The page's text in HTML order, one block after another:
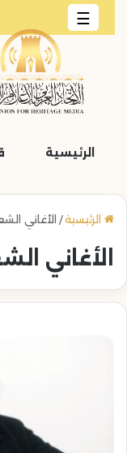
☰
الرئيسية
الرئيسية/ الأغاني
الأغاني